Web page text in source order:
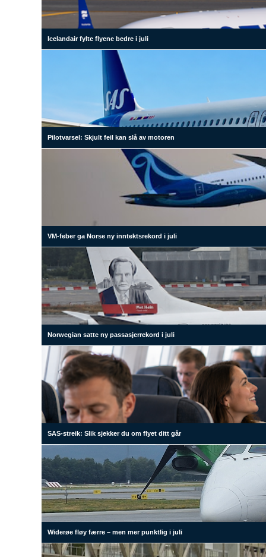
Icelandair fylte flyene bedre i juli
Pilotvarsel: Skjult feil kan slå av motoren
VM-feber ga Norse ny inntektsrekord i juli
Norwegian satte ny passasjerrekord i juli
SAS-streik: Slik sjekker du om flyet ditt går
Widerøe fløy færre – men mer punktlig i juli